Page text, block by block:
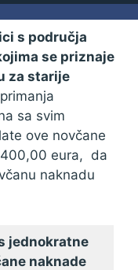
s područja
se priznaje
za starije
sa svim
ove novčane
eura, da
naknadu
jednokratne
naknade